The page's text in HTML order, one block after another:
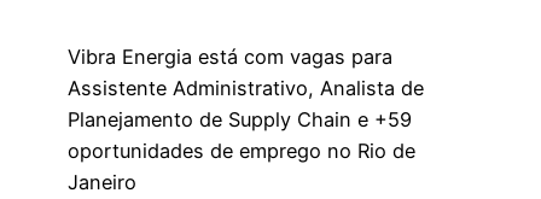
Vibra Energia está com vagas para
Assistente Administrativo, Analista de
Planejamento de Supply Chain e +59
oportunidades de emprego no Rio de
Janeiro